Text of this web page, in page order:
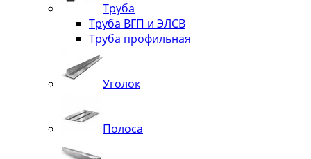
Труба
Труба ВГП и ЭЛСВ
Труба профильная
Уголок
Полоса